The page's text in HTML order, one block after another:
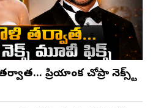
ప్రియాంక చోప్రా నెక్స్ట్